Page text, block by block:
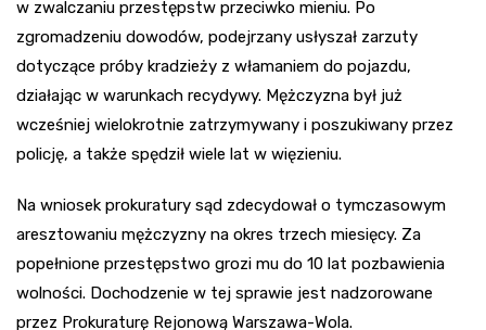
w zwalczaniu przestępstw przeciwko mieniu. Po
zgromadzeniu dowodów, podejrzany usłyszał zarzuty
dotyczące próby kradzieży z włamaniem do pojazdu,
działając w warunkach recydywy. Mężczyzna był już
wcześniej wielokrotnie zatrzymywany i poszukiwany przez
policję, a także spędził wiele lat w więzieniu.
Na wniosek prokuratury sąd zdecydował o tymczasowym
aresztowaniu mężczyzny na okres trzech miesięcy. Za
popełnione przestępstwo grozi mu do 10 lat pozbawienia
wolności. Dochodzenie w tej sprawie jest nadzorowane
przez Prokuraturę Rejonową Warszawa-Wola.